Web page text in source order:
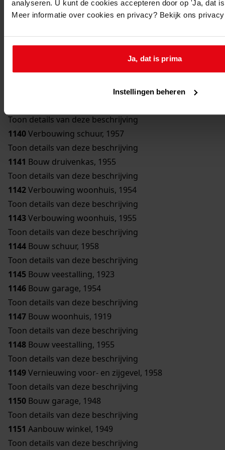
analyseren. U kunt de cookies accepteren door op 'Ja, dat
Meer informatie over cookies en privacy? Bekijk ons
Ja, dat is prima
Instellingen beheren
Toon details van deze beschrijving
1136Bouw bergplaats, 1950
Toon details van deze beschrijving
1137Bouw schuur, 1951
Toon details van deze beschrijving
Toon details van deze beschrijving
Toon details van deze beschrijving
1140Verbouwing schuur, 1957
Toon details van deze beschrijving
1141 Bouw druivenkas, 1955
Toon details van deze beschrijving
1142Verbouwing woonhuis, 1954
Toon details van deze beschrijving
1143Verbouwing woonhuis, 1955
Toon details van deze beschrijving
1144 Bouw schuur, 1958
Toon details van deze beschrijving
1145 Bouw veestalling, 1923
1146 Bouw garage, 1954
Toon details van deze beschrijving
1147 Bouw woonhuis, 1919
Toon details van deze beschrijving
1148 Bouw veestalling, 1955
Toon details van deze beschrijving
1149Vernieuwing voor- en zijgevel, 1958
Toon details van deze beschrijving
1150 Bouw garage, 1948
Toon details van deze beschrijving
1151 Aanbouw winkel, 1949
Toon details van deze beschrijving